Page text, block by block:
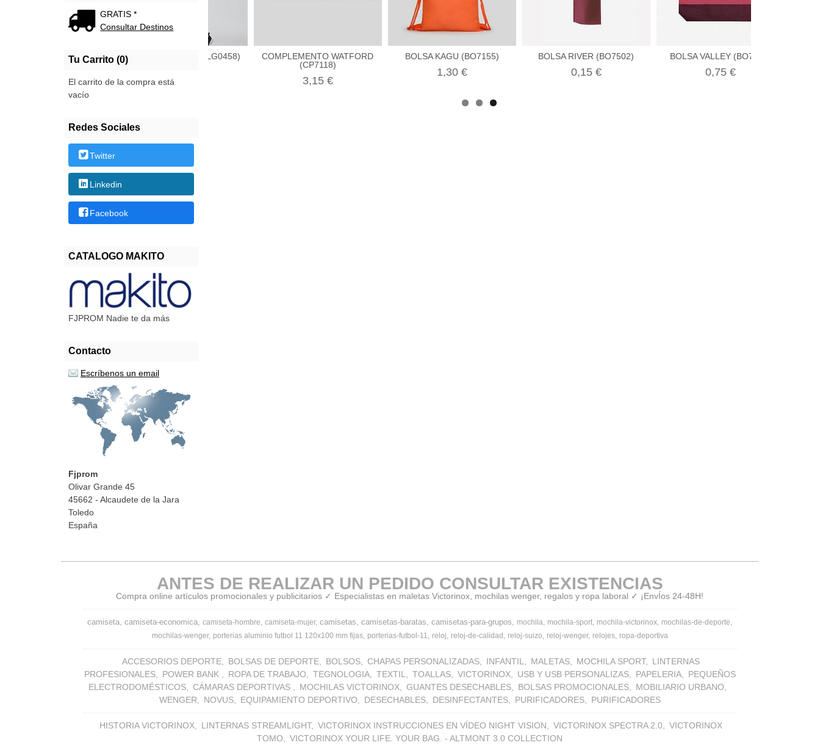
GRATIS *
Consultar Destinos
Tu Carrito (0)
El carrito de la compra está
vacío
Redes Sociales
Twitter
Linkedin
Facebook
CATALOGO MAKITO
FJPROM Nadie te da más
Contacto
Escríbenos un email
Fjprom
Olivar Grande 45
45662 - Alcaudete de la Jara
Toledo
España
LEIRE (LG0405) LEGGINS BETTER (LG0458)
COMPLEMENTO WATFORD
(CP7118)
3,15 €
BOLSA KAGU (BO7155)
1,30 €
BOLSA RIVER (BO7502)
0,15 €
BOLSA VALLEY (BO7505)
0,75 €
ANTES DE REALIZAR UN PEDIDO CONSULTAR EXISTENCIAS
Compra online artículos promocionales y publicitarios ✓ Especialistas en maletas Victorinox, mochilas wenger, regalos y ropa laboral ✓ ¡EnvÍos 24-48H!
camiseta camiseta-economica camiseta-hombre camiseta-mujer camisetas camisetas-baratas camisetas-para-grupos mochila mochila-sport mochila-victorinox mochilas-de-deporte
mochilas-wenger porterias aluminio futbol 11 120x100 mm fijas porterias-futbol-11 reloj reloj-de-calidad reloj-suizo reloj-wenger relojes ropa-deportiva
ACCESORIOS DEPORTE BOLSAS DE DEPORTE BOLSOS CHAPAS PERSONALIZADAS INFANTIL MALETAS MOCHILA SPORT
LINTERNAS
PROFESIONALES
POWER BANK ROPA DE TRABAJO TEGNOLOGIA TEXTIL TOALLAS VICTORINOX USB Y USB PERSONALIZAS PAPELERIA
PEQUEÑOS
ELECTRODOMÉSTICOS
CÁMARAS DEPORTIVAS MOCHILAS VICTORINOX GUANTES DESECHABLES BOLSAS PROMOCIONALES
MOBILIARIO URBANO
WENGER
NOVUS EQUIPAMIENTO DEPORTIVO DESECHABLES DESINFECTANTES PURIFICADORES PURIFICADORES
HISTORIA VICTORINOX LINTERNAS STREAMLIGHT VICTORINOX INSTRUCCIONES EN VÍDEO NIGHT VISION VICTORINOX SPECTRA 2.0
VICTORINOX
TOMO
VICTORINOX YOUR LIFE. YOUR BAG. - ALTMONT 3.0 COLLECTION